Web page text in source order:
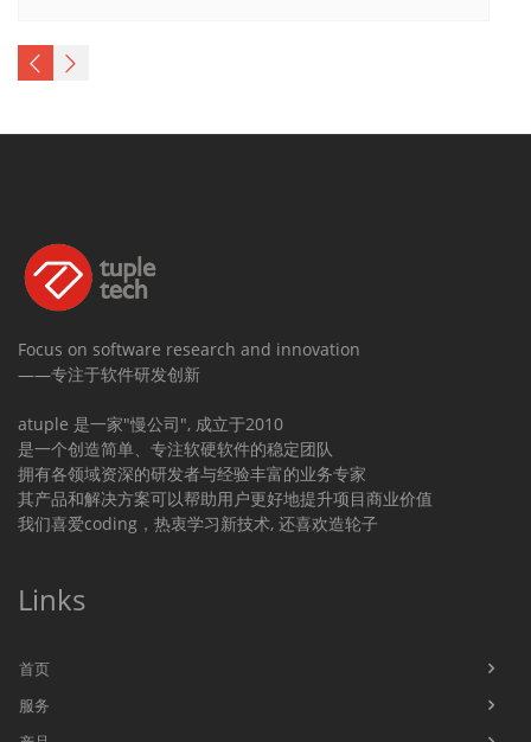
Focus on software research and innovation
——专注于软件研发创新
atuple 是一家"慢公司", 成立于2010
是一个创造简单、专注软硬软件的稳定团队
拥有各领域资深的研发者与经验丰富的业务专家
其产品和解决方案可以帮助用户更好地提升项目商业价值
我们喜爱coding，热衷学习新技术, 还喜欢造轮子
Links
首页
服务